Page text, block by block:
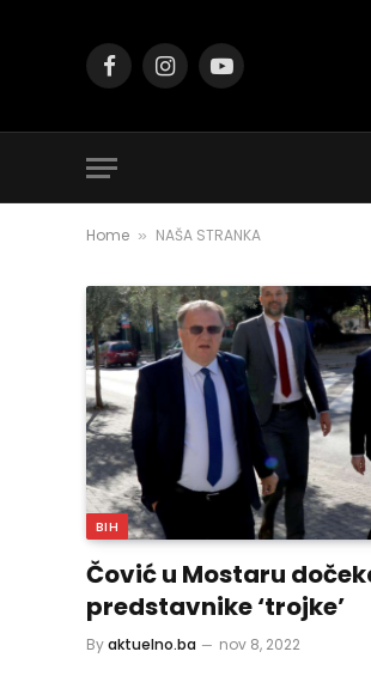
FacebookInstagramYouTube
Home » NAŠA STRANKA
BIH
Čović u Mostaru
predstavnike ‘trojke’
Byaktuelno.ba nov 8, 2022